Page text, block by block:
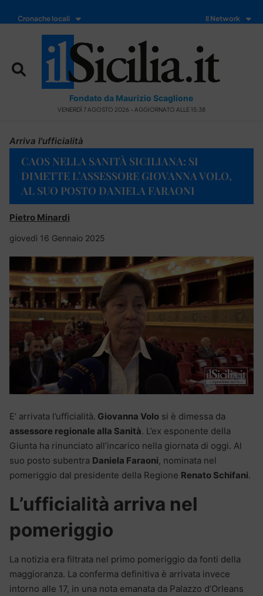
Cronache locali Il Network
Fondato da Maurizio Scaglione
VENERDÌ 7 AGOSTO 2026 - AGGIORNATO ALLE 15:38
Arriva l'ufficialità
CAOS NELLA SANITÀ SICILIANA: SI
DIMETTE L’ASSESSORE GIOVANNA VOLO,
AL SUO POSTO DANIELA FARAONI
Pietro Minardi
giovedì 16 Gennaio 2025
E’ arrivata l’ufficialità. Giovanna Volo si è dimessa da
assessore regionale alla Sanità. L’ex esponente della
Giunta ha rinunciato all’incarico nella giornata di oggi. Al
suo posto subentra Daniela Faraoni, nominata nel
pomeriggio dal presidente della Regione Renato Schifani.
L’ufficialità arriva nel
pomeriggio
La notizia era filtrata nel primo pomeriggio da fonti della
maggioranza. La conferma definitiva è arrivata invece
intorno alle 17, in una nota emanata da Palazzo d’Orleans